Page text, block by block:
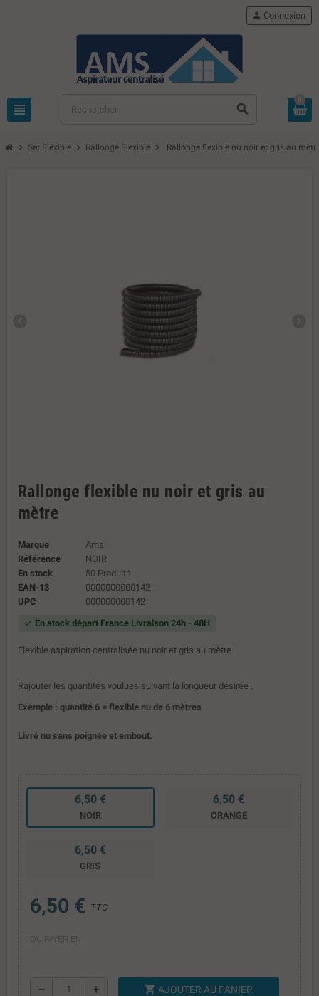
view_headline search
person Connexion
chevron_right Set Flexible chevron_right Rallonge Flexible chevron_right Rallonge flexible nu noir et gris au
Rallonge flexible nu noir et gris au
mètre
Marque
Ams
Référence
NOIR
En stock
50 Produits
EAN-13
0000000000142
UPC
000000000142
check En stock départ France Livraison 24h - 48H
Flexible aspiration centralisée nu noir et gris au mètre
Rajouter les quantités voulues suivant la longueur désirée .
Exemple : quantité 6 = flexible nu de 6 mètres
Livré nu sans poignée et embout.
6,50 €
NOIR
6,50 €
ORANGE
6,50 €
GRIS
6,50 € TTC
OU PAYER EN
remove add shopping_cart AJOUTER AU PANIER